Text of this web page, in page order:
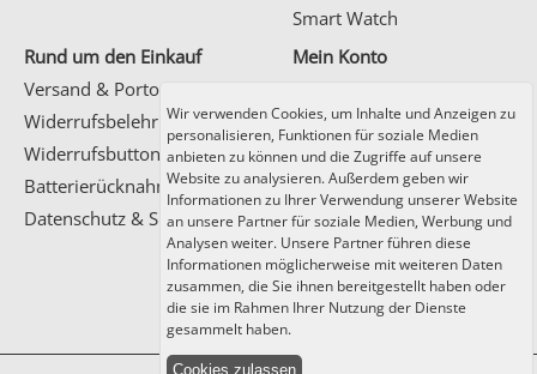
Wir verwenden Cookies, um Inhalte und Anzeigen zu
personalisieren, Funktionen für soziale Medien
anbieten zu können und die Zugriffe auf unsere
Website zu analysieren. Außerdem geben wir
Informationen zu Ihrer Verwendung unserer Website
an unsere Partner für soziale Medien, Werbung und
Analysen weiter. Unsere Partner führen diese
Informationen möglicherweise mit weiteren Daten
zusammen, die Sie ihnen bereitgestellt haben oder
die sie im Rahmen Ihrer Nutzung der Dienste
gesammelt haben.
Cookies zulassen
Smart Watch
Rund um den Einkauf
Versand & Porto
Widerrufsbelehrung
Widerrufsbutton
Batterierücknahme
Datenschutz & Sicherheit
Mein Konto
Kundenlogin
Registrierung
Zahlung und Versand